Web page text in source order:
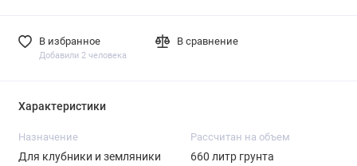
В избранное
Добавили 2 человека
В сравнение
Характеристики
Назначение
Для клубники и земляники
Рассчитан на объем
660 литр грунта